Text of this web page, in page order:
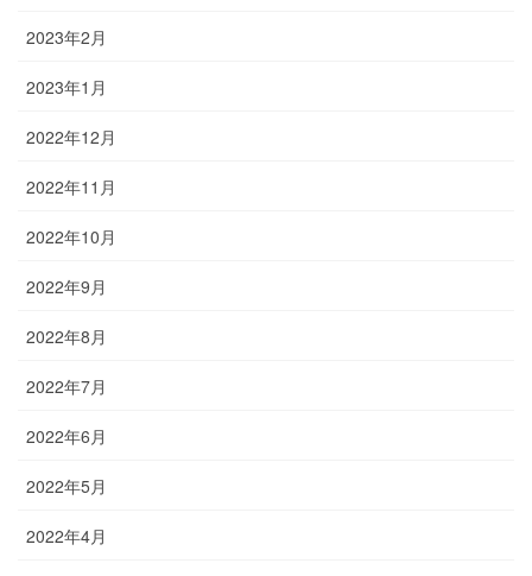
2023年2月
2023年1月
2022年12月
2022年11月
2022年10月
2022年9月
2022年8月
2022年7月
2022年6月
2022年5月
2022年4月